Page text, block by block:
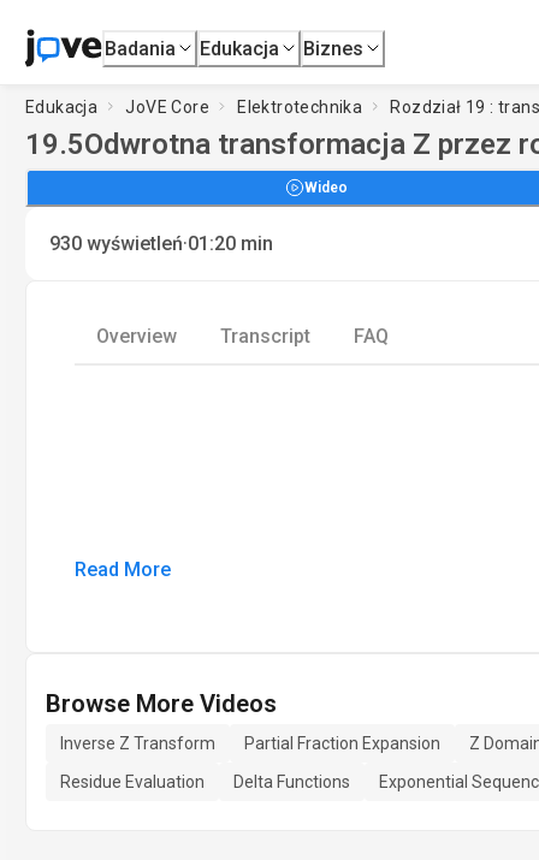
Badania Edukacja Biznes
Edukacja JoVE Core Elektrotechnika Rozdział 19 :
19.5Odwrotna transformacja Z przez
Wideo
930 wyświetleń·01:20 min
Overview Transcript FAQ
Read More
Browse More Videos
Inverse Z Transform Partial Fraction Expansion
Z
Residue Evaluation
Delta Functions Exponential